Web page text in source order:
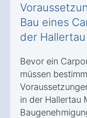
Bau eines
der
Bevor ein
müssen
in der Hallertau